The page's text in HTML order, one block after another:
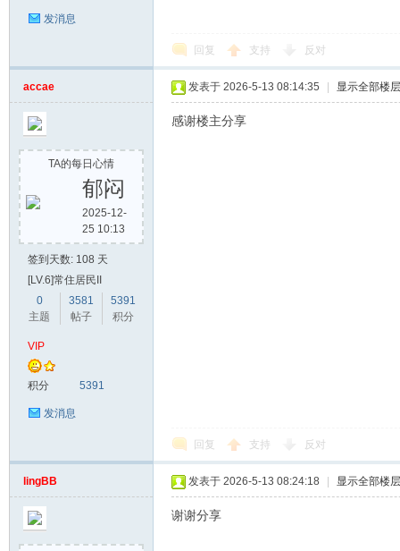
发消息
回复 支持 反对
accae
TA的每日心情
郁闷
2025-12-
25 10:13
签到天数: 108 天
[LV.6]常住居民II
0
主题
3581
帖子
5391
积分
VIP
积分 5391
发消息
发表于 2026-5-13 08:14:35 显示全部楼层
感谢楼主分享
回复 支持 反对
lingBB 发表于 2026-5-13 08:24:18 显示全部楼层
谢谢分享